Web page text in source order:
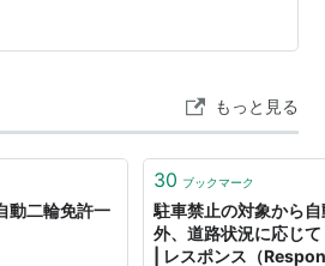
メタ、新ＡＩ「ミューズ・スパ
き返しへ(ロイター) #Yahooニュー
articles/eb82dcbf660e25ebe
もっと見る
動二輪免許一
30 ブックマーク
駐車禁止の対象から
外、道路状況に応じ
| レスポンス（